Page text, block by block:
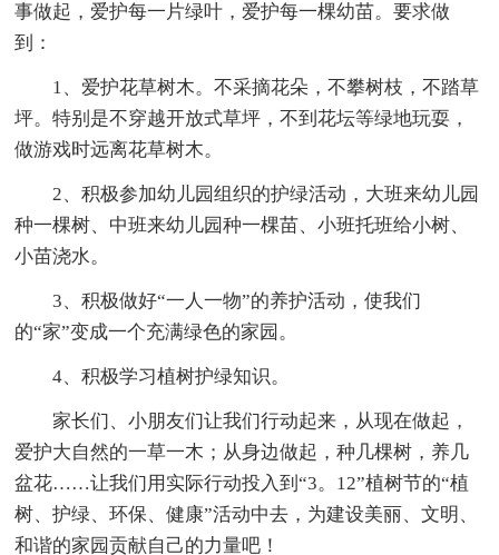
事做起，爱护每一片绿叶，爱护每一棵幼苗。要求做
到：
1、爱护花草树木。不采摘花朵，不攀树枝，不踏草
坪。特别是不穿越开放式草坪，不到花坛等绿地玩耍，
做游戏时远离花草树木。
2、积极参加幼儿园组织的护绿活动，大班来幼儿园
种一棵树、中班来幼儿园种一棵苗、小班托班给小树、
小苗浇水。
3、积极做好“一人一物”的养护活动，使我们
的“家”变成一个充满绿色的家园。
4、积极学习植树护绿知识。
家长们、小朋友们让我们行动起来，从现在做起，
爱护大自然的一草一木；从身边做起，种几棵树，养几
盆花……让我们用实际行动投入到“3。12”植树节的“植
树、护绿、环保、健康”活动中去，为建设美丽、文明、
和谐的家园贡献自己的力量吧！